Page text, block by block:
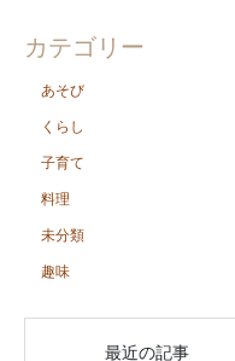
カテゴリー
あそび
くらし
子育て
料理
未分類
趣味
最近の記事